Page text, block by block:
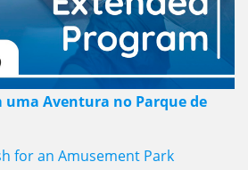
uma Aventura no Parque de
for an Amusement Park